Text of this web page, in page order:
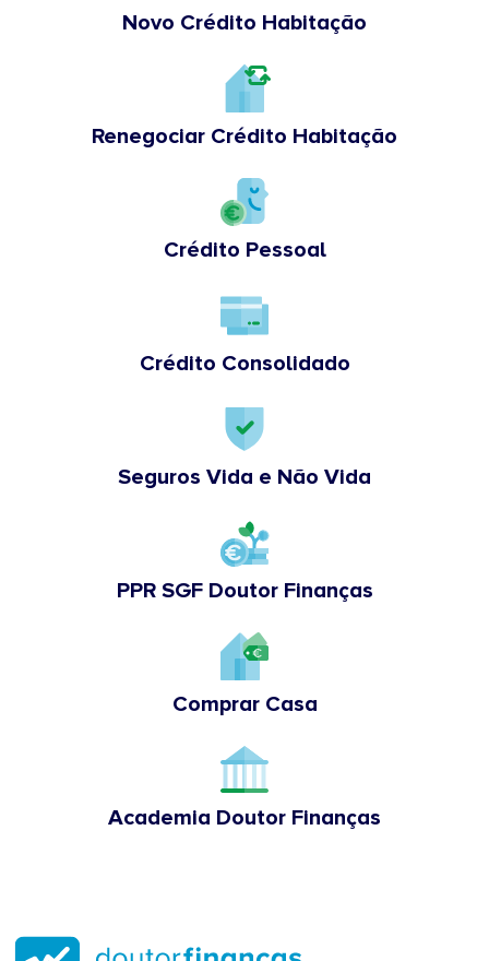
Novo Crédito Habitação
Renegociar Crédito Habitação
Crédito Pessoal
Crédito Consolidado
Seguros Vida e Não Vida
PPR SGF Doutor Finanças
Comprar Casa
Academia Doutor Finanças